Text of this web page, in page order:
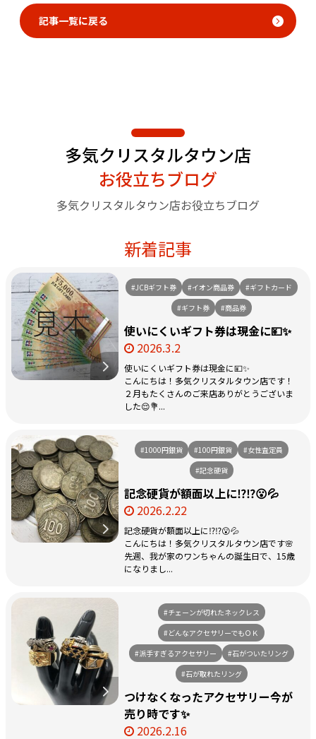
記事一覧に戻る
多気クリスタルタウン店
お役立ちブログ
多気クリスタルタウン店お役立ちブログ
新着記事
#JCBギフト券 #イオン商品券
#ギフトカード
#ギフト券
#商品券
使いにくいギフト券は現金に💴✨
2026.3.2
使いにくいギフト券は現金に💴✨
こんにちは！多気クリスタルタウン店です！
２月もたくさんのご来店ありがとうございま
した😌💐...
#1000円銀貨 #100円銀貨
#女性査定員
#記念硬貨
記念硬貨が額面以上に⁉️⁉️😮💦
2026.2.22
記念硬貨が額面以上に⁉️⁉️😮💦
こんにちは！多気クリスタルタウン店です🌸
先週、我が家のワンちゃんの誕生日で、15歳
になりまし...
#チェーンが切れたネックレス
#どんなアクセサリーでもＯＫ
#派手すぎるアクセサリー
#石がついたリング
#石が取れたリング
つけなくなったアクセサリー今が
売り時です✨
2026.2.16